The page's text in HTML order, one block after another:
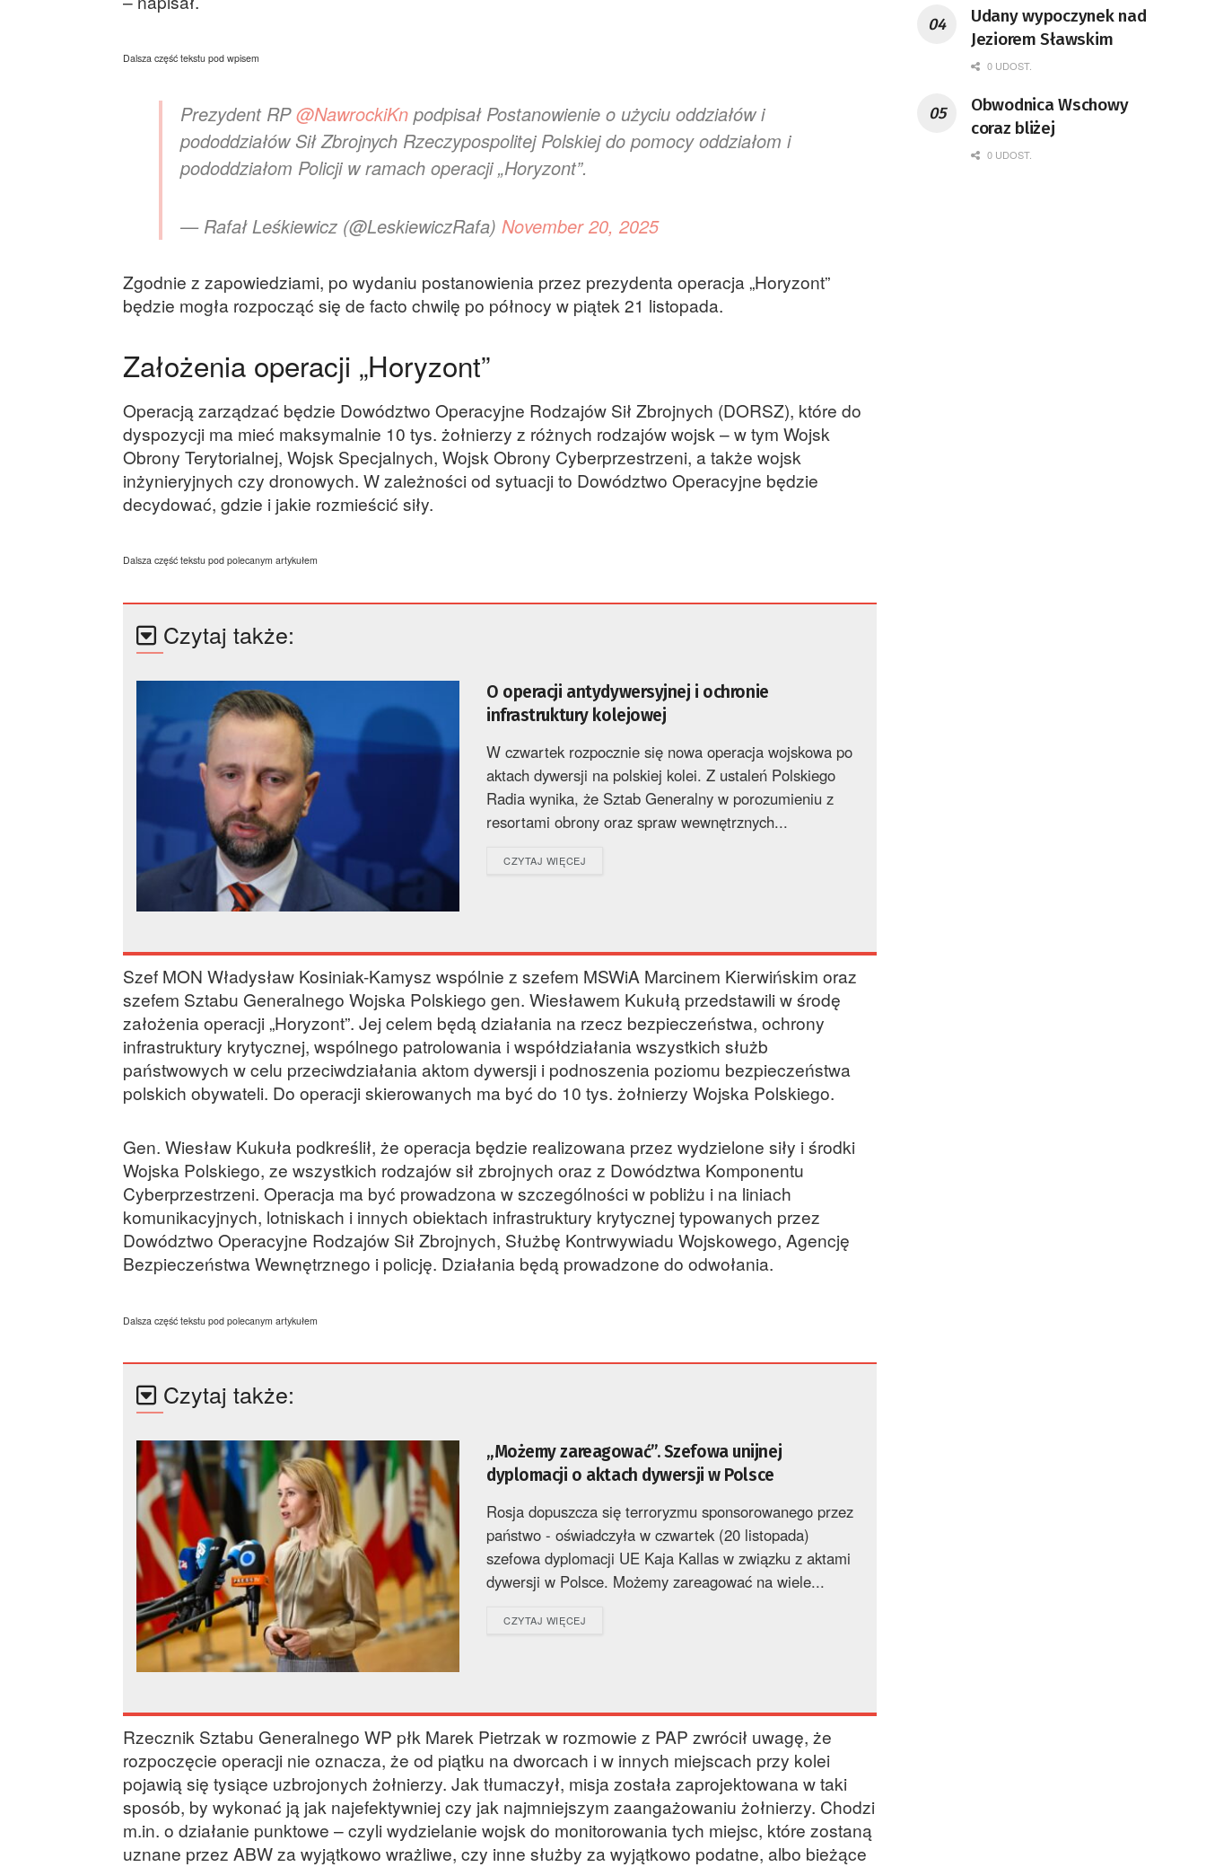
Dalsza część tekstu pod wpisem
Prezydent RP@NawrockiKn podpisał Postanowienie o użyciu oddziałów i
pododdziałów Sił Zbrojnych Rzeczypospolitej Polskiej do pomocy oddziałom i
pododdziałom Policji w ramach operacji „Horyzont”.
— Rafał Leśkiewicz (@LeskiewiczRafa) November 20, 2025
Zgodnie z zapowiedziami, po wydaniu postanowienia przez prezydenta operacja „Horyzont”
będzie mogła rozpocząć się de facto chwilę po północy w piątek 21 listopada.
Założenia operacji „Horyzont”
Operacją zarządzać będzie Dowództwo Operacyjne Rodzajów Sił Zbrojnych (DORSZ), które do
dyspozycji ma mieć maksymalnie 10 tys. żołnierzy z różnych rodzajów wojsk – w tym Wojsk
Obrony Terytorialnej, Wojsk Specjalnych, Wojsk Obrony Cyberprzestrzeni, a także wojsk
inżynieryjnych czy dronowych. W zależności od sytuacji to Dowództwo Operacyjne będzie
decydować, gdzie i jakie rozmieścić siły.
Dalsza część tekstu pod polecanym artykułem
Czytaj także:
O operacji antydywersyjnej i ochronie
infrastruktury kolejowej
W czwartek rozpocznie się nowa operacja wojskowa po
aktach dywersji na polskiej kolei. Z ustaleń Polskiego
Radia wynika, że Sztab Generalny w porozumieniu z
resortami obrony oraz spraw wewnętrznych...
CZYTAJ WIĘCEJ
Szef MON Władysław Kosiniak-Kamysz wspólnie z szefem MSWiA Marcinem Kierwińskim oraz
szefem Sztabu Generalnego Wojska Polskiego gen. Wiesławem Kukułą przedstawili w środę
założenia operacji „Horyzont”. Jej celem będą działania na rzecz bezpieczeństwa, ochrony
infrastruktury krytycznej, wspólnego patrolowania i współdziałania wszystkich służb
państwowych w celu przeciwdziałania aktom dywersji i podnoszenia poziomu bezpieczeństwa
polskich obywateli. Do operacji skierowanych ma być do 10 tys. żołnierzy Wojska Polskiego.
Gen. Wiesław Kukuła podkreślił, że operacja będzie realizowana przez wydzielone siły i środki
Wojska Polskiego, ze wszystkich rodzajów sił zbrojnych oraz z Dowództwa Komponentu
Cyberprzestrzeni. Operacja ma być prowadzona w szczególności w pobliżu i na liniach
komunikacyjnych, lotniskach i innych obiektach infrastruktury krytycznej typowanych przez
Dowództwo Operacyjne Rodzajów Sił Zbrojnych, Służbę Kontrwywiadu Wojskowego, Agencję
Bezpieczeństwa Wewnętrznego i policję. Działania będą prowadzone do odwołania.
Dalsza część tekstu pod polecanym artykułem
Czytaj także:
„Możemy zareagować”. Szefowa unijnej
dyplomacji o aktach dywersji w Polsce
Rosja dopuszcza się terroryzmu sponsorowanego przez
państwo - oświadczyła w czwartek (20 listopada)
szefowa dyplomacji UE Kaja Kallas w związku z aktami
dywersji w Polsce. Możemy zareagować na wiele...
CZYTAJ WIĘCEJ
Rzecznik Sztabu Generalnego WP płk Marek Pietrzak w rozmowie z PAP zwrócił uwagę, że
rozpoczęcie operacji nie oznacza, że od piątku na dworcach i w innych miejscach przy kolei
pojawią się tysiące uzbrojonych żołnierzy. Jak tłumaczył, misja została zaprojektowana w taki
sposób, by wykonać ją jak najefektywniej czy jak najmniejszym zaangażowaniu żołnierzy. Chodzi
m.in. o działanie punktowe – czyli wydzielanie wojsk do monitorowania tych miejsc, które zostaną
uznane przez ABW za wyjątkowo wrażliwe, czy inne służby za wyjątkowo podatne, albo bieżące
Udany wypoczynek nad
Jeziorem Sławskim
0 UDOST.
Obwodnica Wschowy
coraz bliżej
0 UDOST.